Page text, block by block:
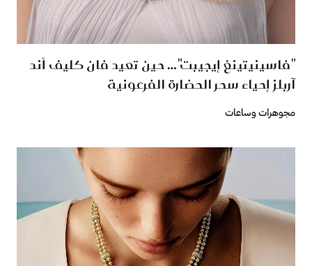
"فاسينيتينغ إيجيبت"… حين تعيد فان كليف أند
آربلز إحياء سحر الحضارة الفرعونية
مجوهرات وساعات